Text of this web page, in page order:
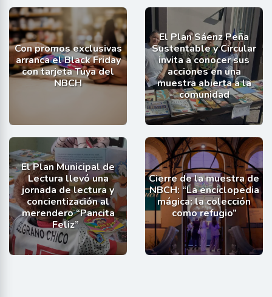
Con promos exclusivas
arranca el Black Friday
con tarjeta Tuya del
NBCH
El Plan Sáenz Peña
Sustentable y Circular
invita a conocer sus
acciones en una
muestra abierta a la
comunidad
El Plan Municipal de
Lectura llevó una
jornada de lectura y
concientización al
merendero “Pancita
Feliz”
Cierre de la muestra de
NBCH: “La enciclopedia
mágica: la colección
como refugio”